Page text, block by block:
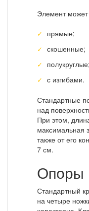
Элемент
прямые;
скошенные;
полукруглые;
с изгибами.
Стандартные
над
При этом,
максимальная
также от его
7 см.
Опоры
Стандартный
на четыре